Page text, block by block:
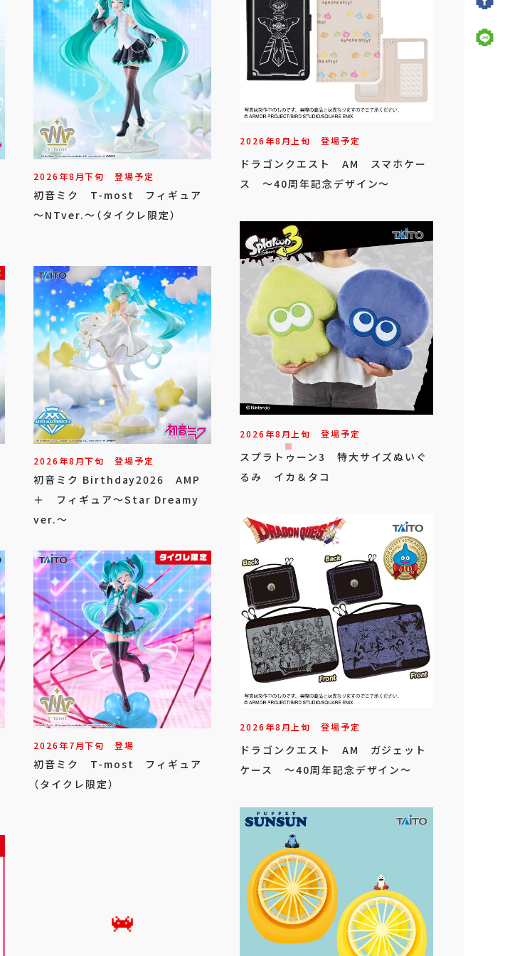
2026年8月下旬 登場予定
初音ミク T-most フィギュア
～NTver.～（タイクレ限定）
2026年8月下旬 登場予定
初音ミク Birthday2026 AMP
＋ フィギュア～Star Dreamy
ver.～
2026年7月下旬 登場
初音ミク T-most フィギュア
（タイクレ限定）
2026年8月上旬 登場予定
ドラゴンクエスト AM スマホケー
ス ～40周年記念デザイン～
2026年8月上旬 登場予定
スプラトゥーン3 特大サイズぬいぐ
るみ イカ＆タコ
2026年8月上旬 登場予定
ドラゴンクエスト AM ガジェット
ケース ～40周年記念デザイン～